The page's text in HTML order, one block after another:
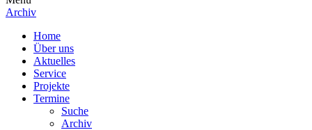
Archiv
Home
Über uns
Aktuelles
Service
Projekte
Termine
Suche
Archiv